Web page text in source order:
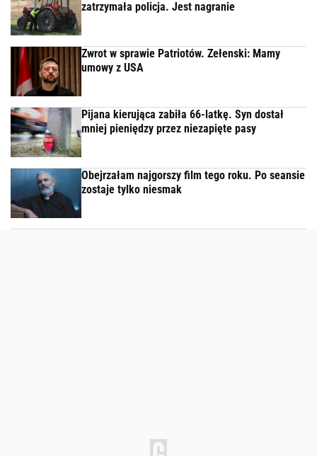
zatrzymała policja. Jest nagranie
Zwrot w sprawie Patriotów. Zełenski: Mamy
umowy z USA
Pijana kierująca zabiła 66-latkę. Syn dostał
mniej pieniędzy przez niezapięte pasy
Obejrzałam najgorszy film tego roku. Po seansie
zostaje tylko niesmak